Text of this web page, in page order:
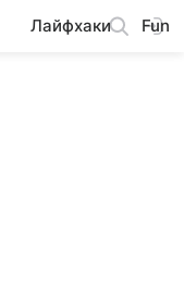
Лайфхаки Fun